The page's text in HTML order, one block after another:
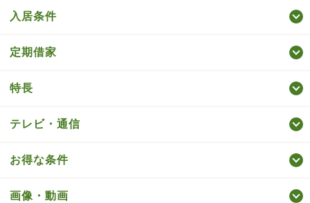
入居条件
定期借家
特長
テレビ・通信
お得な条件
画像・動画